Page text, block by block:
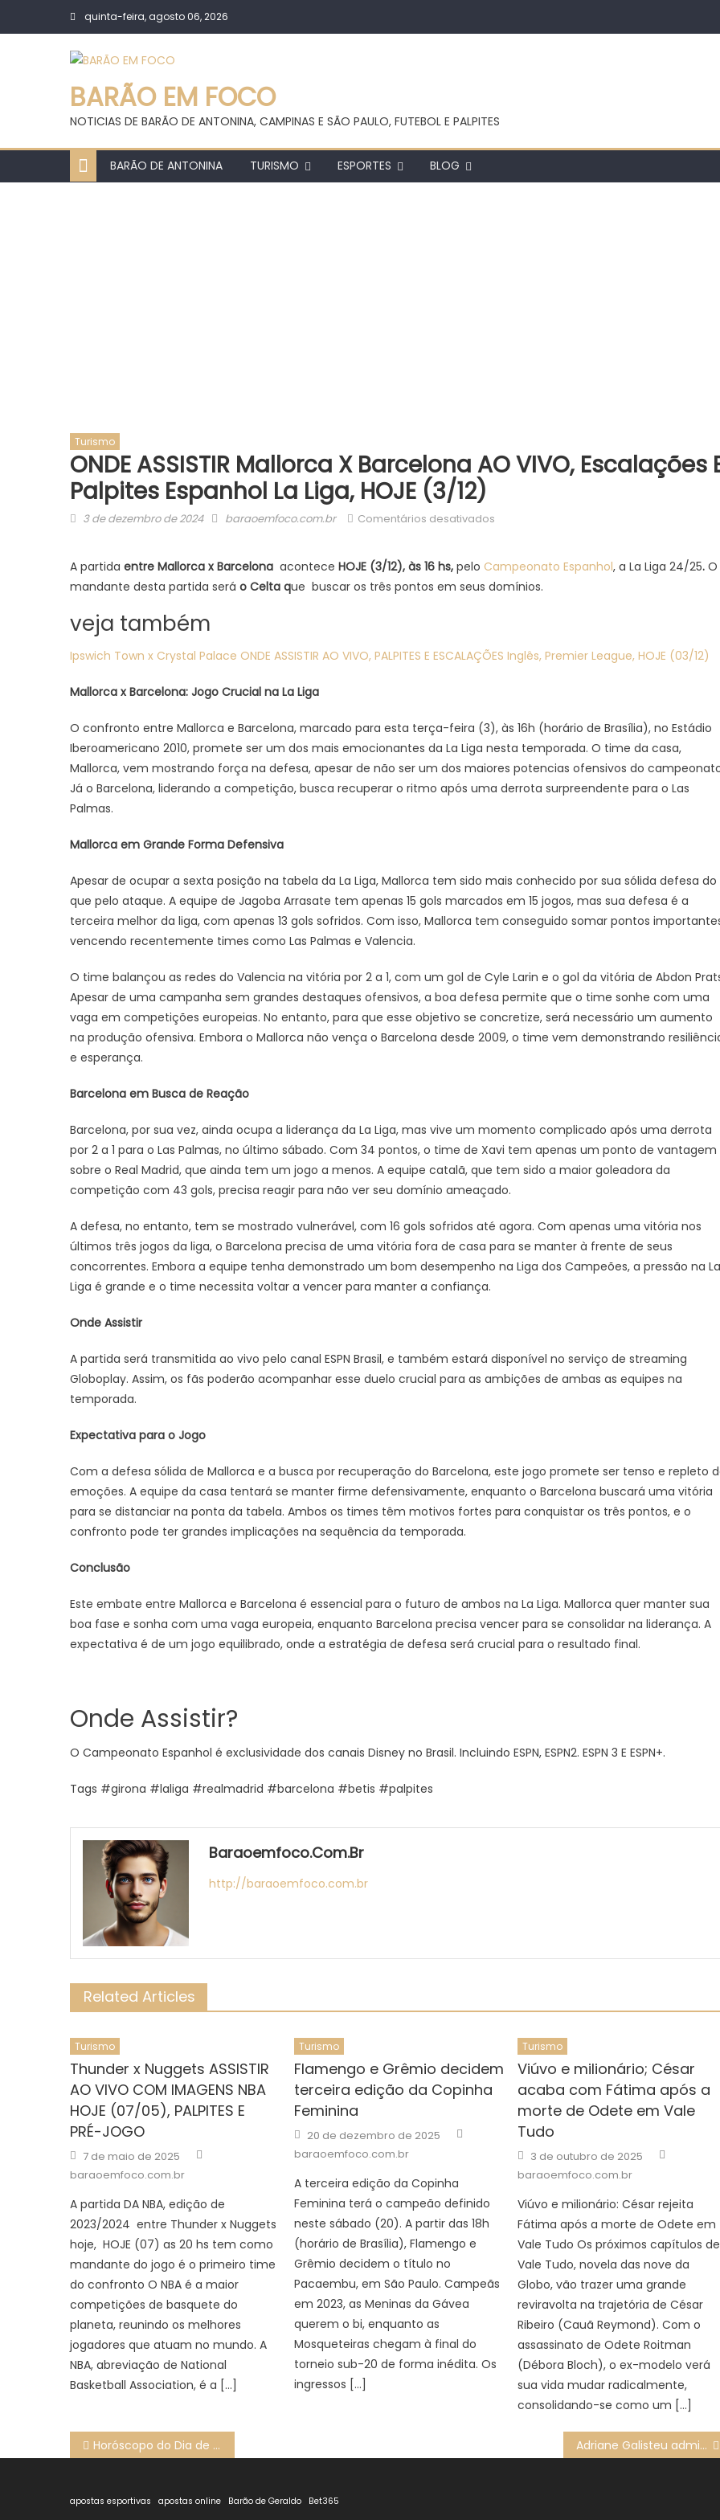
quinta-feira, agosto 06, 2026
BARÃO EM FOCO
NOTICIAS DE BARÃO DE ANTONINA, CAMPINAS E SÃO PAULO, FUTEBOL E PALPITES
BARÃO DE ANTONINA TURISMO ESPORTES BLOG
Turismo
ONDE ASSISTIR Mallorca X Barcelona AO VIVO, Escalações
Palpites Espanhol La Liga, HOJE (3/12)
Posted
3 de dezembro de 2024 Author
baraoemfoco.com.br Comentários desativados
Mallorca
x
escalações
Espanhol
La
Liga,
HOJE
(3/12)
A partida entre Mallorca x Barcelona acontece HOJE (3/12), às 16 hs, pelo Campeonato Espanhol, a La Liga 24/25. O
mandante desta partida será o Celta que buscar os três pontos em seus domínios.
veja também
Ipswich Town x Crystal Palace ONDE ASSISTIR AO VIVO, PALPITES E ESCALAÇÕES Inglês, Premier League, HOJE (03/12)
Mallorca x Barcelona: Jogo Crucial na La Liga
O confronto entre Mallorca e Barcelona, marcado para esta terça-feira (3), às 16h (horário de Brasília), no Estádio
Iberoamericano 2010, promete ser um dos mais emocionantes da La Liga nesta temporada. O time da casa,
Mallorca, vem mostrando força na defesa, apesar de não ser um dos maiores potencias ofensivos do
Já o Barcelona, liderando a competição, busca recuperar o ritmo após uma derrota surpreendente para o Las
Palmas.
Mallorca em Grande Forma Defensiva
Apesar de ocupar a sexta posição na tabela da La Liga, Mallorca tem sido mais conhecido por sua sólida defesa do
que pelo ataque. A equipe de Jagoba Arrasate tem apenas 15 gols marcados em 15 jogos, mas sua defesa é a
terceira melhor da liga, com apenas 13 gols sofridos. Com isso, Mallorca tem conseguido somar pontos
vencendo recentemente times como Las Palmas e Valencia.
O time balançou as redes do Valencia na vitória por 2 a 1, com um gol de Cyle Larin e o gol da vitória de Abdon
Apesar de uma campanha sem grandes destaques ofensivos, a boa defesa permite que o time sonhe com uma
vaga em competições europeias. No entanto, para que esse objetivo se concretize, será necessário um aumento
na produção ofensiva. Embora o Mallorca não vença o Barcelona desde 2009, o time vem demonstrando
e esperança.
Barcelona em Busca de Reação
Barcelona, por sua vez, ainda ocupa a liderança da La Liga, mas vive um momento complicado após uma derrota
por 2 a 1 para o Las Palmas, no último sábado. Com 34 pontos, o time de Xavi tem apenas um ponto de vantagem
sobre o Real Madrid, que ainda tem um jogo a menos. A equipe catalã, que tem sido a maior goleadora da
competição com 43 gols, precisa reagir para não ver seu domínio ameaçado.
A defesa, no entanto, tem se mostrado vulnerável, com 16 gols sofridos até agora. Com apenas uma vitória nos
últimos três jogos da liga, o Barcelona precisa de uma vitória fora de casa para se manter à frente de seus
concorrentes. Embora a equipe tenha demonstrado um bom desempenho na Liga dos Campeões, a pressão na La
Liga é grande e o time necessita voltar a vencer para manter a confiança.
Onde Assistir
A partida será transmitida ao vivo pelo canal ESPN Brasil, e também estará disponível no serviço de streaming
Globoplay. Assim, os fãs poderão acompanhar esse duelo crucial para as ambições de ambas as equipes na
temporada.
Expectativa para o Jogo
Com a defesa sólida de Mallorca e a busca por recuperação do Barcelona, este jogo promete ser tenso e repleto
emoções. A equipe da casa tentará se manter firme defensivamente, enquanto o Barcelona buscará uma vitória
para se distanciar na ponta da tabela. Ambos os times têm motivos fortes para conquistar os três pontos, e o
confronto pode ter grandes implicações na sequência da temporada.
Conclusão
Este embate entre Mallorca e Barcelona é essencial para o futuro de ambos na La Liga. Mallorca quer manter sua
boa fase e sonha com uma vaga europeia, enquanto Barcelona precisa vencer para se consolidar na liderança. A
expectativa é de um jogo equilibrado, onde a estratégia de defesa será crucial para o resultado final.
Onde Assistir?
O Campeonato Espanhol é exclusividade dos canais Disney no Brasil. Incluindo ESPN, ESPN2. ESPN 3 E ESPN+.
Tags #girona #laliga #realmadrid #barcelona #betis #palpites
Baraoemfoco.com.br
http://baraoemfoco.com.br
Related Articles
Turismo
Thunder x Nuggets ASSISTIR
AO VIVO COM IMAGENS NBA
HOJE (07/05), PALPITES E
PRÉ-JOGO
Posted
on
7 de maio de 2025
baraoemfoco.com.br
A partida DA NBA, edição de
2023/2024 entre Thunder x Nuggets
hoje, HOJE (07) as 20 hs tem como
mandante do jogo é o primeiro time
do confronto O NBA é a maior
competições de basquete do
planeta, reunindo os melhores
jogadores que atuam no mundo. A
NBA, abreviação de National
Basketball Association, é a […]
Turismo
Flamengo e Grêmio decidem
terceira edição da Copinha
Feminina
Posted
on
20 de dezembro de 2025
baraoemfoco.com.br
A terceira edição da Copinha
Feminina terá o campeão definido
neste sábado (20). A partir das 18h
(horário de Brasília), Flamengo e
Grêmio decidem o título no
Pacaembu, em São Paulo. Campeãs
em 2023, as Meninas da Gávea
querem o bi, enquanto as
Mosqueteiras chegam à final do
torneio sub-20 de forma inédita. Os
ingressos […]
Turismo
Viúvo e milionário; César
acaba com Fátima após a
morte de Odete em Vale
Tudo
Posted
on
3 de outubro de 2025
baraoemfoco.com.br
Viúvo e milionário: César rejeita
Fátima após a morte de Odete em
Vale Tudo Os próximos capítulos de
Vale Tudo, novela das nove da
Globo, vão trazer uma grande
reviravolta na trajetória de César
Ribeiro (Cauã Reymond). Com o
assassinato de Odete Roitman
(Débora Bloch), o ex-modelo verá
sua vida mudar radicalmente,
consolidando-se como um […]
Navegação
de
Post
Horóscopo do Dia de Hoje Previsões dos astros para seu signo, Quarta (04/12/2024) Adriane Galisteu admite que recebia dinheiro de Ayrton Senna para acompanhá-lo
apostas esportivas apostas online Barão de Geraldo Bet365